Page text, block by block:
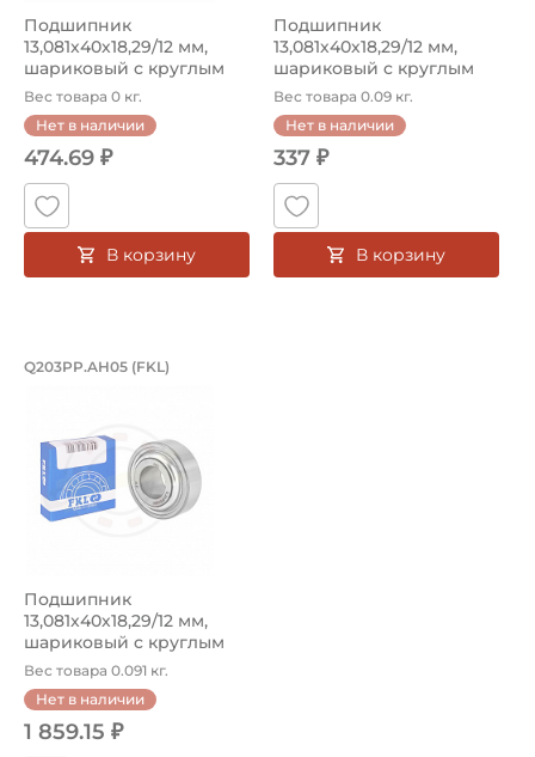
Подшипник
13,081х40х18,29/12 мм,
шариковый c круглым
отверстием на вал ...
Вес товара 0 кг.
Нет в наличии
474.69 ₽
В корзину
Подшипник
13,081х40х18,29/12 мм,
шариковый c круглым
отверстием на вал ...
Вес товара 0.09 кг.
Нет в наличии
337 ₽
В корзину
Подшипник 13,081х40х18,29/12 мм,
Q203PP.AH05 (FKL)
Подшипник
13,081х40х18,29/12 мм,
шариковый c круглым
отверстием на вал ...
Вес товара 0.091 кг.
Нет в наличии
1 859.15 ₽